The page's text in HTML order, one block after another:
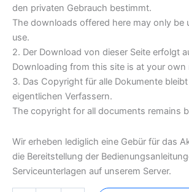
den privaten Gebrauch bestimmt.
The downloads offered here may only be
use.
2. Der Download von dieser Seite erfolgt
Downloading from this site is at your own
3. Das Copyright für alle Dokumente
eigentlichen Verfassern.
The copyright for all documents remains
Wir erheben lediglich eine Gebür für das
die Bereitstellung der
Serviceunterlagen auf unserem Server.